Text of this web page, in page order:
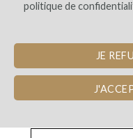
politique de
JE
Frais et risques